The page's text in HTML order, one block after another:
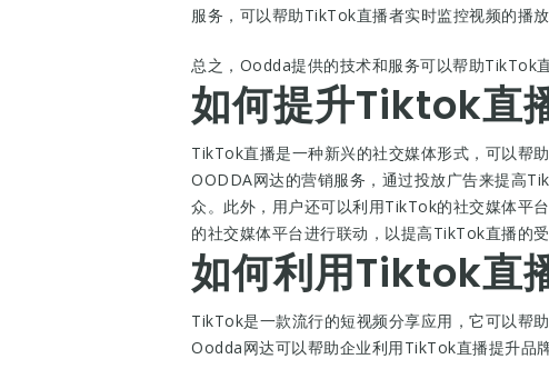
服务，可以帮助TikTok直播者实时监控视频的播
总之，Oodda提供的技术和服务可以帮助TikTok
如何提升Tiktok直
TikTok直播是一种新兴的社交媒体形式，可以帮
OODDA网达的营销服务，通过投放广告来提高
众。此外，用户还可以利用TikTok的社交媒体平
的社交媒体平台进行联动，以提高TikTok直播的
如何利用Tiktok直
TikTok是一款流行的短视频分享应用，它可以帮
Oodda网达可以帮助企业利用TikTok直播提升品牌